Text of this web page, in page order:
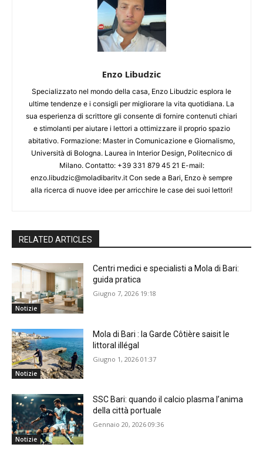
Enzo Libudzic
Specializzato nel mondo della casa, Enzo Libudzic esplora le
ultime tendenze e i consigli per migliorare la vita quotidiana. La
sua esperienza di scrittore gli consente di fornire contenuti chiari
e stimolanti per aiutare i lettori a ottimizzare il proprio spazio
abitativo. Formazione: Master in Comunicazione e Giornalismo,
Università di Bologna. Laurea in Interior Design, Politecnico di
Milano. Contatto: +39 331 879 45 21 E-mail:
enzo.libudzic@moladibaritv.it Con sede a Bari, Enzo è sempre
alla ricerca di nuove idee per arricchire le case dei suoi lettori!
RELATED ARTICLES
Notizie
Centri medici e specialisti a Mola di Bari:
guida pratica
Giugno 7, 2026 19:18
Notizie
Mola di Bari : la Garde Côtière saisit le
littoral illégal
Giugno 1, 2026 01:37
Notizie
SSC Bari: quando il calcio plasma l’anima
della città portuale
Gennaio 20, 2026 09:36